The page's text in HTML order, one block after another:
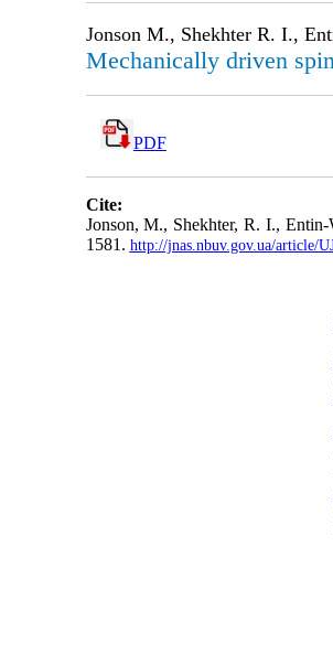
Jonson M., Shekhter R. I.,
Mechanically driven
PDF
Cite:
Jonson, M., Shekhter, R. I.,
1581. http://jnas.nbuv.gov.ua/article/